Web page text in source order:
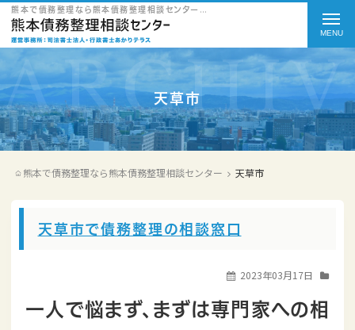
熊本で債務整理なら熊本債務整理相談センターのカテゴリー（対応エリア） 天草市をご紹介
天草市
熊本で債務整理なら熊本債務整理相談センター 天草市
天草市で債務整理の相談窓口
2023年03月17日
一人で悩まず、まずは専門家への相
t
o
g
g
l
e